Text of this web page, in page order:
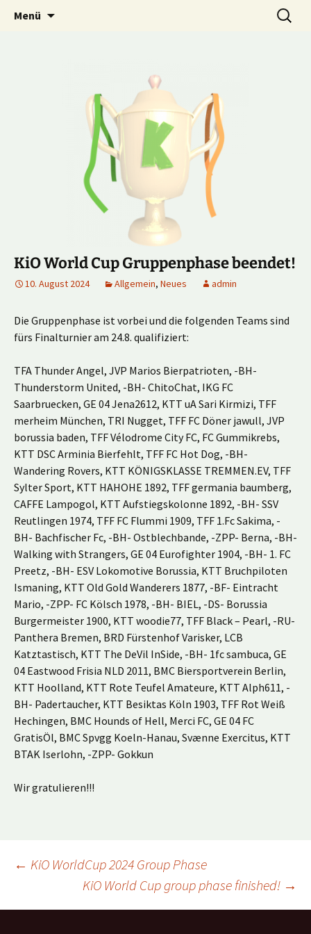
Kick it out!
Multiplayer Football Manager
Menü
Suche
nach:
KiO World Cup Gruppenphase beendet!
10. August 2024 Allgemein, Neues admin
Die Gruppenphase ist vorbei und die folgenden Teams sind
fürs Finalturnier am 24.8. qualifiziert:
TFA Thunder Angel, JVP Marios Bierpatrioten, -BH-
Thunderstorm United, -BH- ChitoChat, IKG FC
Saarbruecken, GE 04 Jena2612, KTT uA Sari Kirmizi, TFF
merheim München, TRI Nugget, TFF FC Döner jawull, JVP
borussia baden, TFF Vélodrome City FC, FC Gummikrebs,
KTT DSC Arminia Bierfehlt, TFF FC Hot Dog, -BH-
Wandering Rovers, KTT KÖNIGSKLASSE TREMMEN.EV, TFF
Sylter Sport, KTT HAHOHE 1892, TFF germania baumberg,
CAFFE Lampogol, KTT Aufstiegskolonne 1892, -BH- SSV
Reutlingen 1974, TFF FC Flummi 1909, TFF 1.Fc Sakima, -
BH- Bachfischer Fc, -BH- Ostblechbande, -ZPP- Berna, -BH-
Walking with Strangers, GE 04 Eurofighter 1904, -BH- 1. FC
Preetz, -BH- ESV Lokomotive Borussia, KTT Bruchpiloten
Ismaning, KTT Old Gold Wanderers 1877, -BF- Eintracht
Mario, -ZPP- FC Kölsch 1978, -BH- BIEL, -DS- Borussia
Burgermeister 1900, KTT woodie77, TFF Black – Pearl, -RU-
Panthera Bremen, BRD Fürstenhof Varisker, LCB
Katztastisch, KTT The DeVil InSide, -BH- 1fc sambuca, GE
04 Eastwood Frisia NLD 2011, BMC Biersportverein Berlin,
KTT Hoolland, KTT Rote Teufel Amateure, KTT Alph611, -
BH- Padertaucher, KTT Besiktas Köln 1903, TFF Rot Weiß
Hechingen, BMC Hounds of Hell, Merci FC, GE 04 FC
GratisÖl, BMC Spvgg Koeln-Hanau, Svænne Exercitus, KTT
BTAK Iserlohn, -ZPP- Gokkun
Wir gratulieren!!!
Beitragsnavigation
← KiO WorldCup 2024 Group Phase
KiO World Cup group phase finished! →